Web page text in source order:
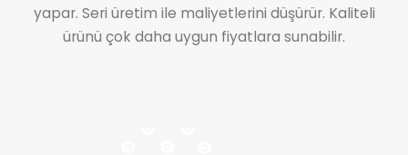
yapar. Seri üretim ile maliyetlerini düşürür. Kaliteli
ürünü çok daha uygun fiyatlara sunabilir.